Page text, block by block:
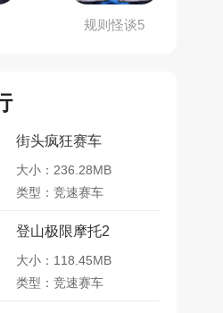
规则怪谈5
街头疯狂赛车
大小：236.28MB
类型：竞速赛车
登山极限摩托2
大小：118.45MB
类型：竞速赛车